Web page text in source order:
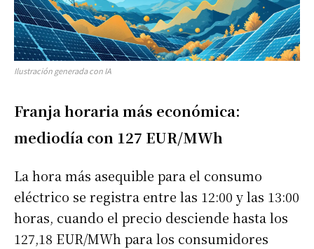
Ilustración generada con IA
Franja horaria más económica:
mediodía con 127 EUR/MWh
La hora más asequible para el consumo
eléctrico se registra entre las 12:00 y las 13:00
horas, cuando el precio desciende hasta los
127,18 EUR/MWh para los consumidores